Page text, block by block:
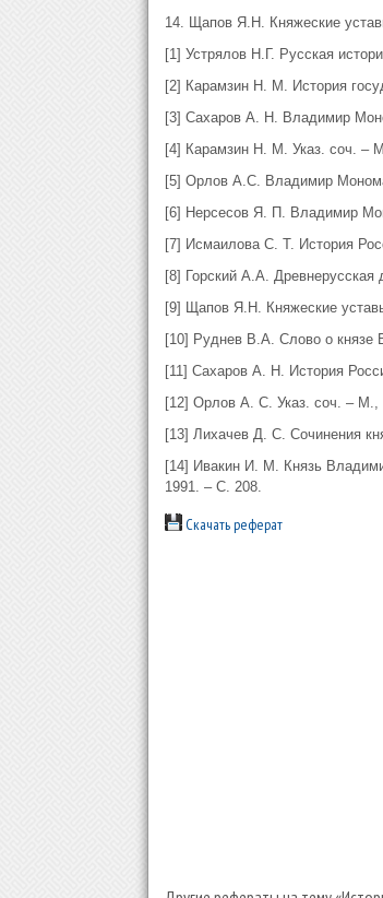
14. Щапов Я.Н. Княжеские
[1] Устрялов Н.Г. Русская
[2] Карамзин Н. М. История
[3] Сахаров А. Н. Владимир
[4] Карамзин Н. М. Указ. соч. –
[5] Орлов А.С. Владимир
[6] Нерсесов Я. П. Владимир
[7] Исмаилова С. Т. История
[8] Горский А.А.
[9] Щапов Я.Н. Княжеские
[10] Руднев В.А. Слово о
[11] Сахаров А. Н. История
[12] Орлов А. С. Указ. соч. – М.,
[13] Лихачев Д. С. Сочинения
[14] Ивакин И. М. Князь
1991. – С. 208.
Скачать реферат